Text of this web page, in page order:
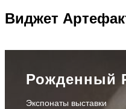
Виджет
Рожденный
Экспонаты выставки